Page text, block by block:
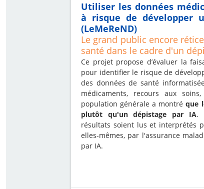
Utiliser les données
à risque de développer
(LeMeReND)
Le grand public encore
santé dans le cadre d'un
Ce projet propose d’évaluer la
pour identifier le risque de
des données de santé
médicaments, recours aux
population générale a montréque
plutôt qu'un dépistage par IA.
résultats soient lus et interprétés
elles-mêmes, par l'assurance
par IA.